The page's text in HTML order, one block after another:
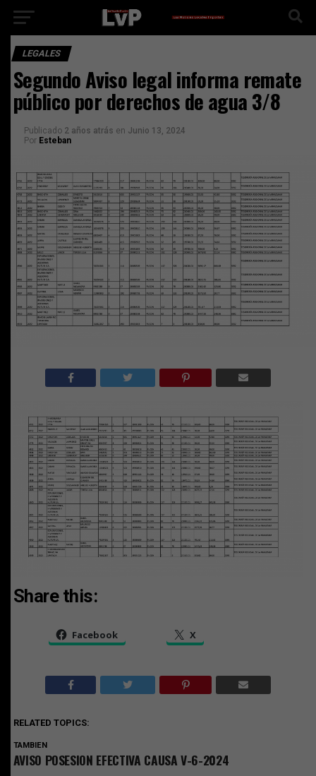
LEGALES
Segundo Aviso legal informa remate
público por derechos de agua 3/8
Publicado 2 años atrás en Junio 13, 2024
Por Esteban
Share this:
Facebook X
RELATED TOPICS:
TAMBIEN
AVISO POSESION EFECTIVA CAUSA V-6-2024